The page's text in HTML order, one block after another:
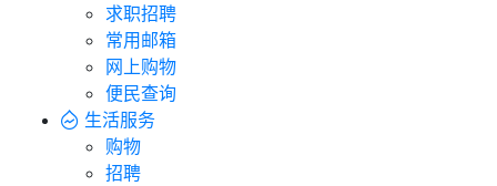
求职招聘
常用邮箱
网上购物
便民查询
生活服务
购物
招聘